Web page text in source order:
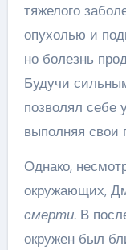
тяжелого
опухолью и
но болезнь
Будучи
позволял себе
выполняя свои
Однако,
окружающих,
смерти. В
окружен был